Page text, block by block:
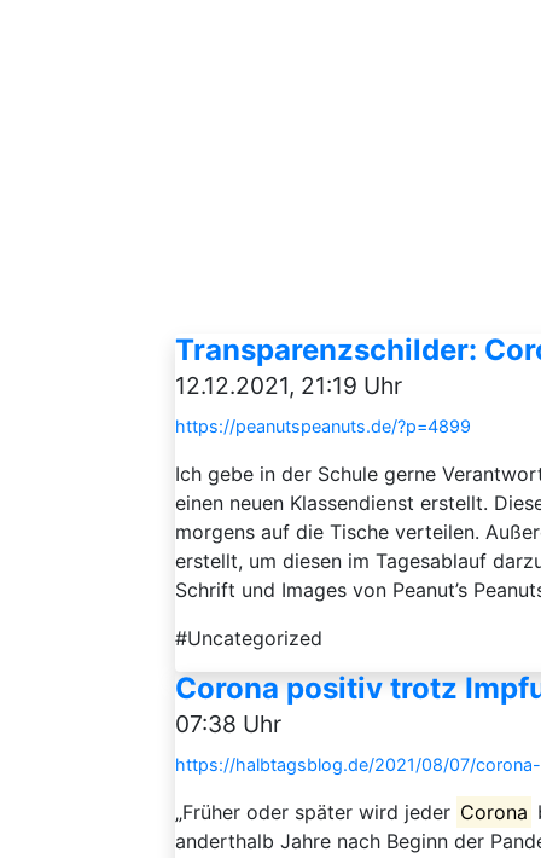
Transparenzschilder:
12.12.2021, 21:19 Uhr
https://peanutspeanuts.de/?p=4899
Ich gebe in der Schule gerne
einen neuen Klassendienst erstellt.
morgens auf die Tische verteilen.
erstellt, um diesen im Tagesablauf
Schrift und Images von Peanut’s
#Uncategorized
Corona positiv trotz
07:38 Uhr
https://halbtagsblog.de/2021/08/07/
„Früher oder später wird jeder Corona
anderthalb Jahre nach Beginn der